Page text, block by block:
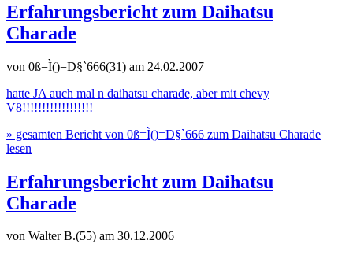
Erfahrungsbericht zum Daihatsu
Charade
von 0ß=Ì()=D§`666(31) am 24.02.2007
hatte JA auch mal n daihatsu charade, aber mit chevy
V8!!!!!!!!!!!!!!!!!!
» gesamten Bericht von 0ß=Ì()=D§`666 zum Daihatsu Charade
lesen
Erfahrungsbericht zum Daihatsu
Charade
von Walter B.(55) am 30.12.2006